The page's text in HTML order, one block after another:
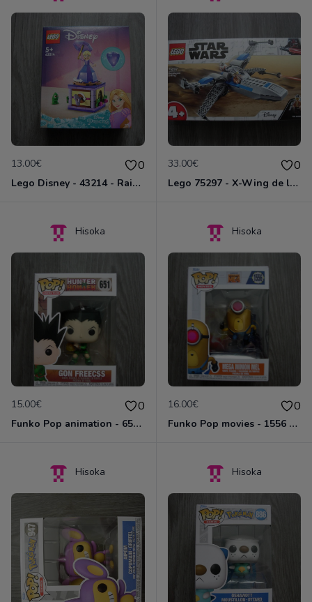
13.00€ 0
Lego Disney - 43214 - Raiponce tourbillonnante
33.00€ 0
Lego 75297 - X-Wing de la résistance
Hisoka
15.00€ 0
Funko Pop animation - 651 - Gon Freecss
Hisoka
16.00€ 0
Funko Pop movies - 1556 - Mega minion Mel
Hisoka Hisoka